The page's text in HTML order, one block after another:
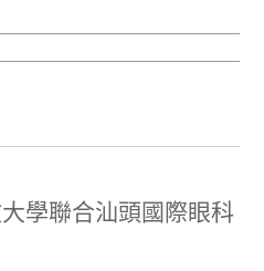
學聯合汕頭國際眼科